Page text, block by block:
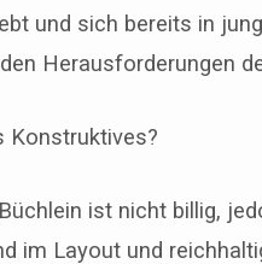
und sich bereits in
Herausforderungen
Konstruktives?
ist nicht billig,
im Layout und